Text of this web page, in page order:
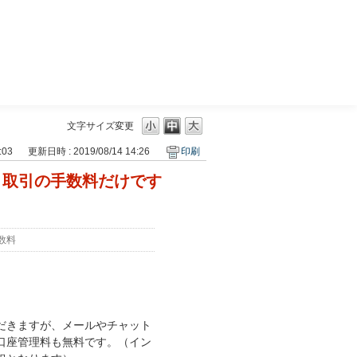
文字サイズ変更
更新日時 : 2019/08/14 14:26 印刷
引の手数料だけです
料
ますが、メールやチャット
座管理料も無料です。（イン